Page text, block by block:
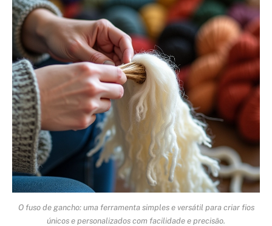
O fuso de gancho: uma ferramenta simples e versátil para criar fios
únicos e personalizados com facilidade e precisão.